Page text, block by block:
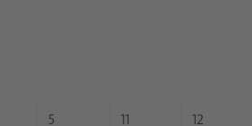
5 11 12